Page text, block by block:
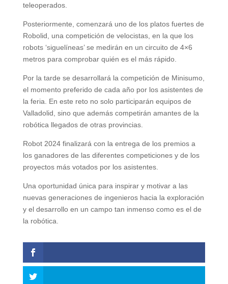
teleoperados.
Posteriormente, comenzará uno de los platos fuertes de
Robolid, una competición de velocistas, en la que los
robots ‘siguelíneas’ se medirán en un circuito de 4×6
metros para comprobar quién es el más rápido.
Por la tarde se desarrollará la competición de Minisumo,
el momento preferido de cada año por los asistentes de
la feria. En este reto no solo participarán equipos de
Valladolid, sino que además competirán amantes de la
robótica llegados de otras provincias.
Robot 2024 finalizará con la entrega de los premios a
los ganadores de las diferentes competiciones y de los
proyectos más votados por los asistentes.
Una oportunidad única para inspirar y motivar a las
nuevas generaciones de ingenieros hacia la exploración
y el desarrollo en un campo tan inmenso como es el de
la robótica.